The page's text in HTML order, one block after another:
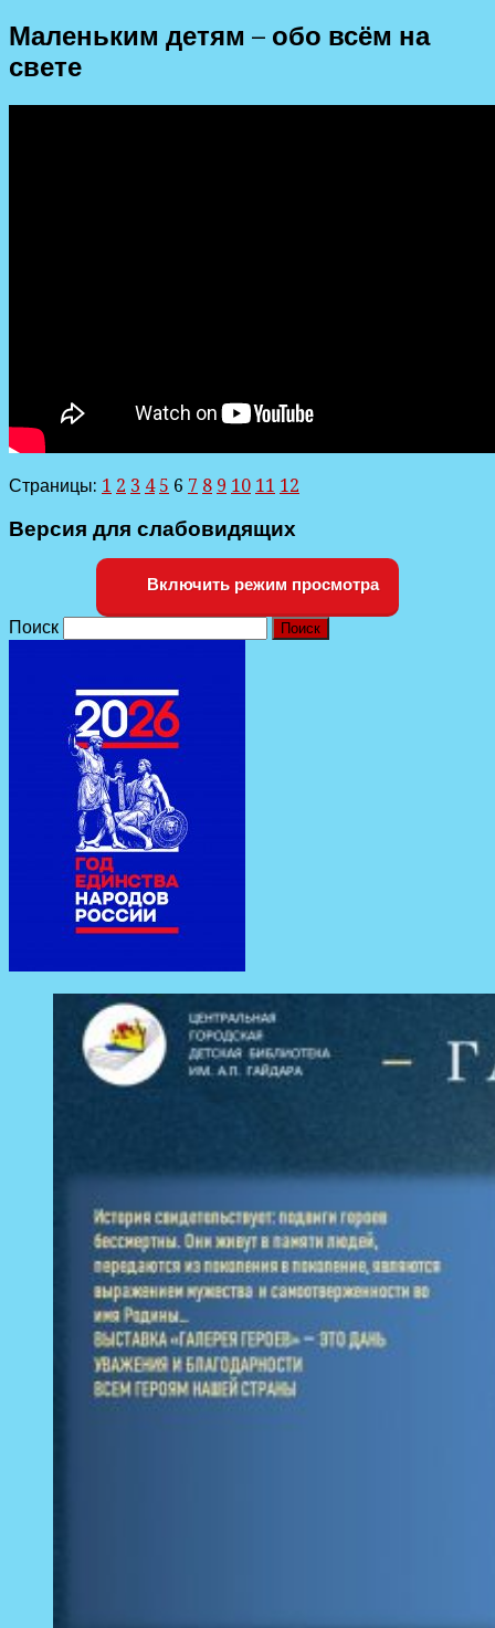
Маленьким детям – обо всём на
свете
Страницы: 1 2 3 4 5 6 7 8 9 10 11 12
Версия для слабовидящих
Включить режим просмотра
Поиск